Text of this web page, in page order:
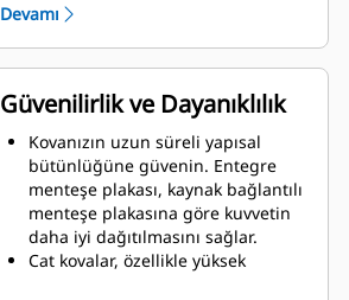
topuk mesafesi, kovanın alt
kısmının sürüklenmemesini
sağlayarak bakım maliyetlerini
azaltır.
Kazma işlemi sırasında yakıt
tüketimi zirveye çıkar. Cat kovalar,
makinenizin genel çalışma
verimliliğini geliştirmek için
malzemeyi hızla kesmek üzere
tasarlanmıştır.
Daha az sürede daha çok malzeme
Devamı
Güvenilirlik ve Dayanıklılık
Kovanızın uzun süreli yapısal
bütünlüğüne güvenin. Entegre
menteşe plakası, kaynak bağlantılı
menteşe plakasına göre kuvvetin
daha iyi dağıtılmasını sağlar.
Cat kovalar, özellikle yüksek